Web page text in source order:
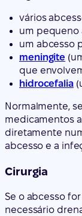
vários
um pequeno
um abcesso
meningite
que
hidrocefalia
Normalmente,
medicamentos
diretamente
abcesso e a
Cirurgia
Se o abcesso
necessário